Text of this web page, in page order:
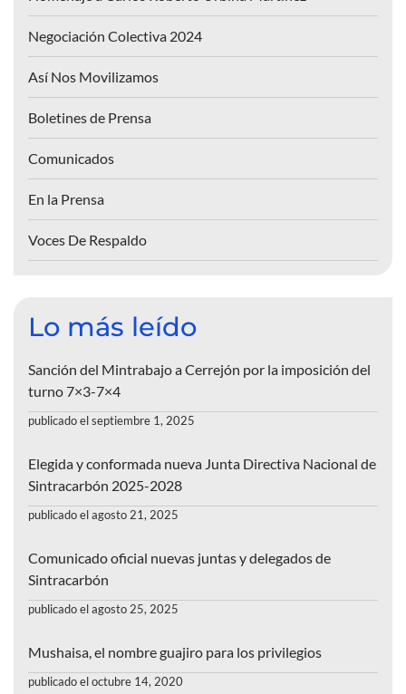
Negociación Colectiva 2024
Así Nos Movilizamos
Boletines de Prensa
Comunicados
En la Prensa
Voces De Respaldo
Lo más leído
Sanción del Mintrabajo a Cerrejón por la imposición del
turno 7×3-7×4
publicado el septiembre 1, 2025
Elegida y conformada nueva Junta Directiva Nacional de
Sintracarbón 2025-2028
publicado el agosto 21, 2025
Comunicado oficial nuevas juntas y delegados de
Sintracarbón
publicado el agosto 25, 2025
Mushaisa, el nombre guajiro para los privilegios
publicado el octubre 14, 2020